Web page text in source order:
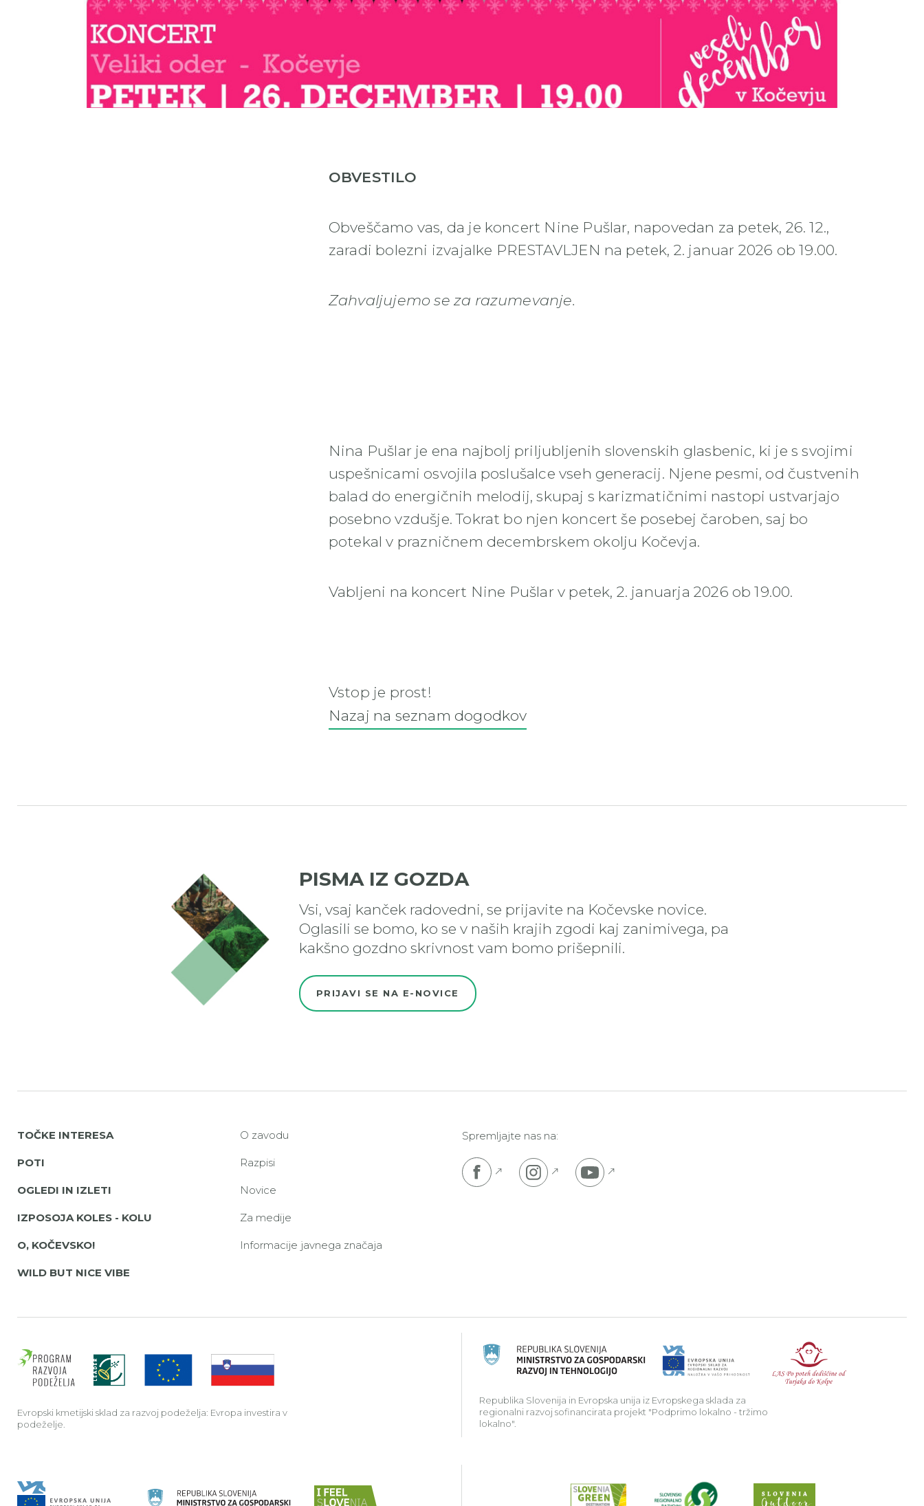
OBVESTILO
Obveščamo vas, da je koncert Nine Pušlar, napovedan za petek, 26. 12.,
zaradi bolezni izvajalke PRESTAVLJEN na petek, 2. januar 2026 ob 19.00.
Zahvaljujemo se za razumevanje.
Nina Pušlar je ena najbolj priljubljenih slovenskih glasbenic, ki je s svojimi
uspešnicami osvojila poslušalce vseh generacij. Njene pesmi, od čustvenih
balad do energičnih melodij, skupaj s karizmatičnimi nastopi ustvarjajo
posebno vzdušje. Tokrat bo njen koncert še posebej čaroben, saj bo
potekal v prazničnem decembrskem okolju Kočevja.
Vabljeni na koncert Nine Pušlar v petek, 2. januarja 2026 ob 19.00.
Vstop je prost!
Nazaj na seznam dogodkov
PISMA IZ GOZDA
Vsi, vsaj kanček radovedni, se prijavite na Kočevske novice.
Oglasili se bomo, ko se v naših krajih zgodi kaj zanimivega, pa
kakšno gozdno skrivnost vam bomo prišepnili.
PRIJAVI SE NA E-NOVICE
TOČKE INTERESA
POTI
OGLEDI IN IZLETI
IZPOSOJA KOLES - KOLU
O, KOČEVSKO!
WILD BUT NICE VIBE
O zavodu
Razpisi
Novice
Za medije
Informacije javnega značaja
Spremljajte nas na:
Pojdi na Facebook stran
Pojdi na Instagram stran
Evropski kmetijski sklad za razvoj podeželja: Evropa investira v podeželje.
Evropski kmetijski sklad za razvoj podeželja: Evropa investira v
podeželje.
Republika Slovenija in Evropska unija iz Evropskega sklada za
regionalni razvoj sofinancirata projekt "Podprimo lokalno - tržimo
lokalno".